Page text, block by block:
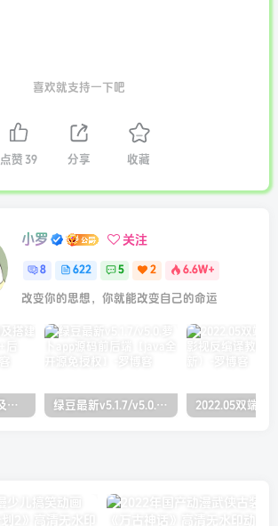
喜欢就支持一下吧
点赞 39 分享 收藏
小罗 关注
8 622 5 2 6.6W+
改变你的思想，你就能改变自己的命运
2022乐檬TV源码及搭建对接打包教程(前端+后端）（亲测） 绿豆最新v5.1.7/v5.0.萝卜app源码前后端【java全开源免授权】